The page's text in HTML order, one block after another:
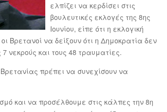
ελπίζει να κερδίσει στις
βουλευτικές εκλογές της 8ης
Ιουνίου, είπε ότι η εκλογική
Βρετανοί να δείξουν ότι η Δημοκρατία δεν
νεκρούς και τους 48 τραυματίες.
πρέπει να συνεχίσουν να
και να προσέλθουμε στις κάλπες την 8η